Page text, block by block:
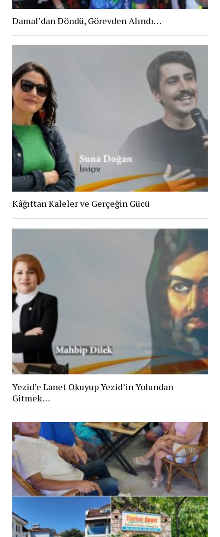
Damal’dan Döndü, Görevden Alındı…
Kâğıttan Kaleler ve Gerçeğin Gücü
Yezid’e Lanet Okuyup Yezid’in Yolundan
Gitmek…